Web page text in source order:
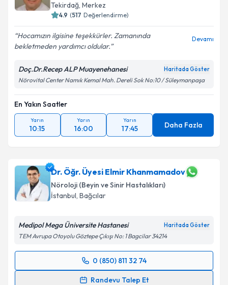
Kişisel verilerimin işlenmesine ilişkin
kapsamda işlenmesini kabul ediyorum.
Takvim Talebini Gönder
Tekirdağ, Merkez
4.9 (517 Değerlendirme)
Hocamızın ilgisine teşekkürler. Zamanında
bekletmeden yardımcı oldular.
Devamı
Doç.Dr.Recep ALP Muayenehanesi Haritada Göster
Nörovital Center Namık Kemal Mah. Dereli Sok No:10 / Süleymanpaşa
En Yakın Saatler
Yarın
10:15
Yarın
16:00
Yarın
17:45 Daha Fazla
Dr. Öğr. Üyesi Elmir Khanmamadov
Nöroloji (Beyin ve Sinir Hastalıkları)
İstanbul, Bağcılar
Medipol Mega Üniversite Hastanesi Haritada Göster
TEM Avrupa Otoyolu Göztepe Çıkışı No: 1 Bagcilar 34214
0 (850) 811 32 74
Randevu Talep Et
Randevu Takvimi Talebi